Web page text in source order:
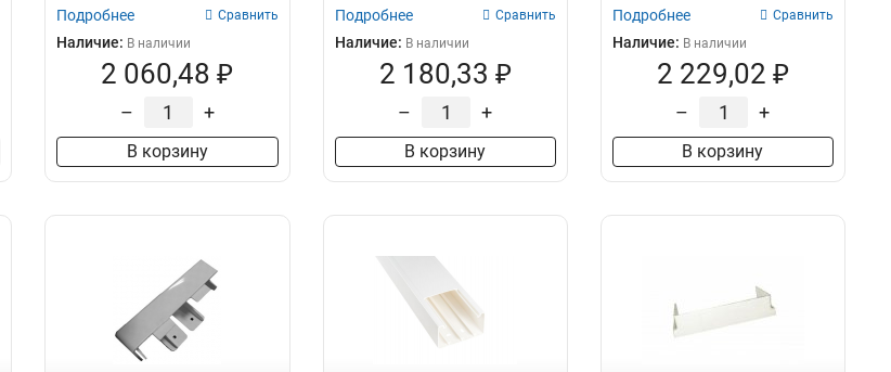
Подробнее Сравнить
Наличие: В наличии
2 060,48 ₽
– +
В корзину
Подробнее Сравнить
Наличие: В наличии
2 180,33 ₽
– +
В корзину
Подробнее Сравнить
Наличие: В наличии
2 229,02 ₽
– +
В корзину